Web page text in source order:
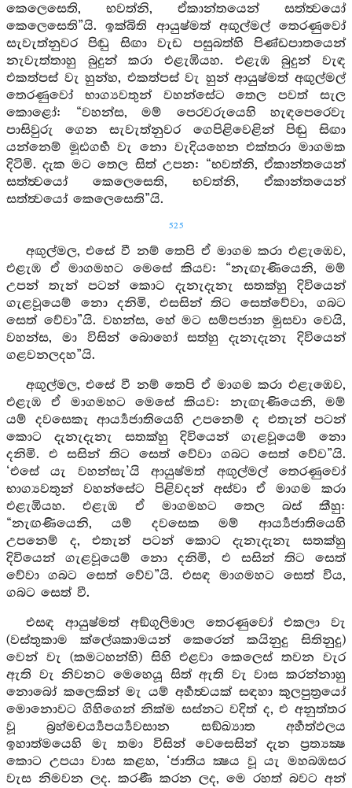
කෙලෙසෙති, භවත්නි, ඒකාන්තයෙන් සත්ත්‍වයෝ
කෙලෙසෙති”යි. ඉක්බිති ආයුෂ්මත් අඟුල්මල් තෙරණුවෝ
සැවැත්නුවර පිඬු සිඟා වැඩ පසුබත්හි පිණ්ඩපාතයෙන්
නැවැත්තාහු බුදුන් කරා එළැඹියහ. එළැඹ බුදුන් වැඳ
එකත්පස් වැ හුන්හ, එකත්පස් වැ හුන් ආයුෂ්මත් අඟුල්මල්
තෙරණුවෝ භාග්‍යවතුන් වහන්සේට තෙල පවත් සැල
කොළෝ: “වහන්ස, මම් පෙරවරුයෙහි හැඳපෙරෙවැ
පාසිවුරු ගෙන සැවැත්නුවර ගෙපිළිවෙළින් පිඬු සිඟා
යන්නෙම් මූඪගර්‍භ වැ නො වැදියහෙන එක්තරා මාගමක
දිටිමි. දැක මට තෙල සිත් උපන: “භවත්නි, ඒකාන්තයෙන්
සත්ත්‍වයෝ කෙලෙසෙති, භවත්නි, ඒකාන්තයෙන්
සත්ත්‍වයෝ කෙලෙසෙති”යි.
525
අඟුල්මල, එසේ වී නම් තෙපි ඒ මාගම කරා එළැඹෙව,
එළැඹ ඒ මාගමහට මෙසේ කියව: “නැඟැණියෙනි, මම්
උපන් තැන් පටන් කොට දැනැදැනැ සතක්හු දිවියෙන්
ගැළවූයෙම් නො දනිමි, එසසින් තිට සෙත්වේවා, ගබට
සෙත් වේවා”යි. වහන්ස, හේ මට සම්පජාන මුසවා වෙයි,
වහන්ස, මා විසින් බොහෝ සත්හු දැනැදැනැ දිවියෙන්
ගළවනලදහ”යි.
අඟුල්මල, එසේ වී නම් තෙපි ඒ මාගම කරා එළැඹෙව,
එළැඹ ඒ මාගමහට මෙසේ කියව: නැඟැණියෙනි, මම්
යම් දවසෙකැ ආර්‍ය්‍යජාතියෙහි උපනෙම් ද එතැන් පටන්
කොට දැනැදැනැ සතක්හු දිවියෙන් ගැළවූයෙම් නො
දනිමි. එ සසින් තිට සෙත් වේවා ගබට සෙත් වේව”යි.
‘එසේ යැ වහන්සැ’යි ආයුෂ්මත් අඟුල්මල් තෙරණුවෝ
භාග්‍යවතුන් වහන්සේට පිළිවදන් අස්වා ඒ මාගම කරා
එළැඹියහ. එළැඹ ඒ මාගමහට තෙල බස් කීහු:
“නැඟණියෙනි, යම් දවසෙක මම් ආර්‍ය්‍යජාතියෙහි
උපනෙම් ද, එතැන් පටන් කොට දැනැදැනැ සතක්හු
දිවියෙන් ගැළවූයෙම් නො දනිමි, එ සසින් තිට සෙත්
වේවා ගබට සෙත් වේව”යි. එසඳ මාගමහට සෙත් විය,
ගබට සෙත් වී.
එසඳ ආයුෂ්මත් අඞ්ගුලිමාල තෙරණුවෝ එකලා වැ
(වස්තුකාම ක්ලේශකාමයන් කෙරෙන් කයිනුදු සිතිනුදු)
වෙන් වැ (කමටහන්හි) සිහි එළවා කෙලෙස් තවන වැර
ඇති වැ නිවනට මෙහෙයූ සිත් ඇති වැ වාස කරන්නාහු
නොබෝ කලෙකින් මැ යම් අර්‍හත්‍වයක් සඳහා කුලපුත්‍රයෝ
මොනොවට ගිහිගෙන් නික්ම සස්නට වදිත් ද, එ අනුත්තර
වූ බ්‍රහ්මචර්‍ය්‍යපර්‍ය්‍යවසාන සඞ්ඛ්‍යාත අර්‍හත්ඵලය
ඉහාත්මයෙහි මැ තමා විසින් වෙසෙසින් දැන ප්‍රත්‍යක්‍ෂ
කොට උපයා වාස කළහ, ‘ජාතිය ක්‍ෂය වූ යැ මහබඹසර
වැස නිමවන ලද. කරණී කරන ලද, මෙ රහත් බවට අන්